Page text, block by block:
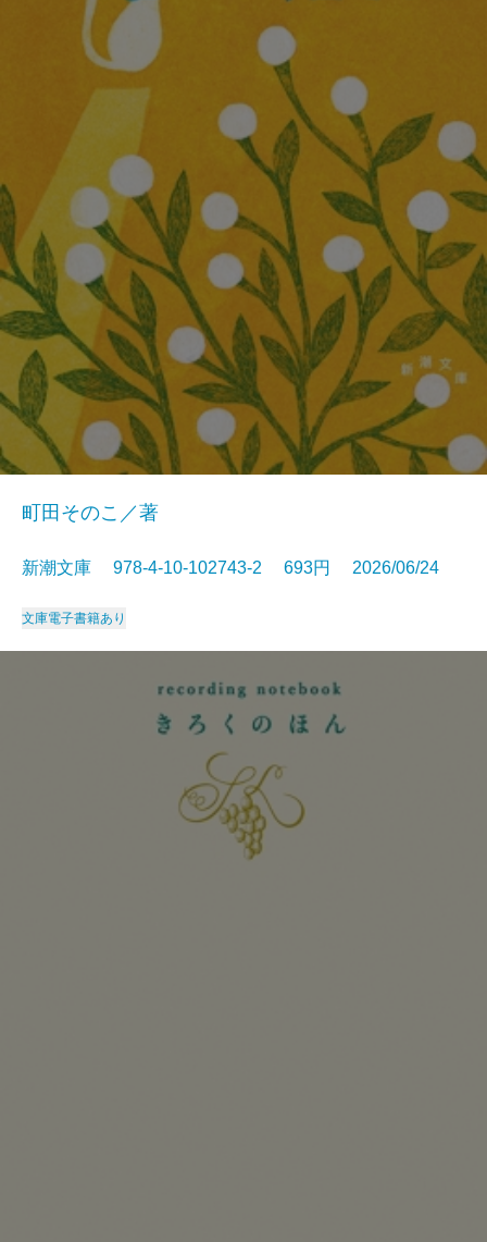
町田そのこ／著
新潮文庫 978-4-10-102743-2 693円 2026/06/24
文庫電子書籍あり